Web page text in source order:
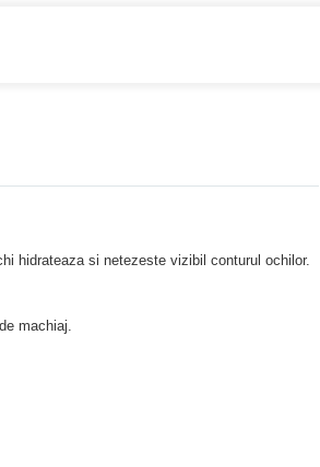
hidrateaza si netezeste vizibil conturul ochilor.
machiaj.